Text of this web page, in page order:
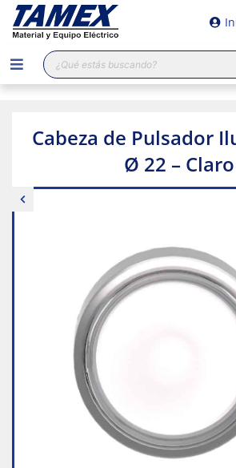
Búsqueda
de
productos
Cabeza de Pulsador
Ø 22 – Claro